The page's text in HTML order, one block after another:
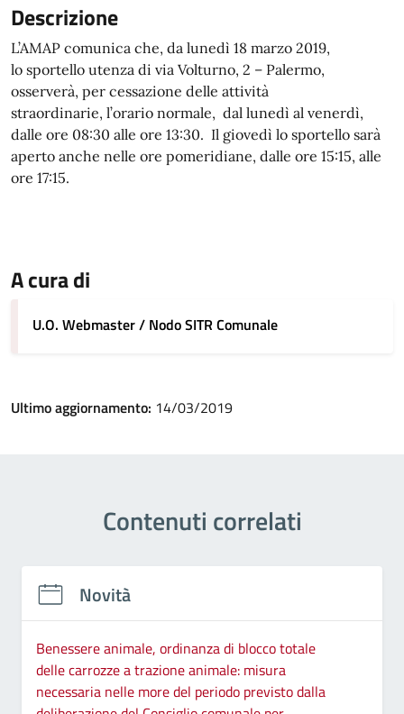
Descrizione
L’AMAP comunica che, da lunedì 18 marzo 2019,
lo sportello utenza di via Volturno, 2 – Palermo,
osserverà, per cessazione delle attività
straordinarie, l’orario normale, dal lunedì al venerdì,
dalle ore 08:30 alle ore 13:30. Il giovedì lo sportello sarà
aperto anche nelle ore pomeridiane, dalle ore 15:15, alle
ore 17:15.
A cura di
U.O. Webmaster / Nodo SITR Comunale
Ultimo aggiornamento: 14/03/2019
Contenuti correlati
Novità
Benessere animale, ordinanza di blocco totale
delle carrozze a trazione animale: misura
necessaria nelle more del periodo previsto dalla